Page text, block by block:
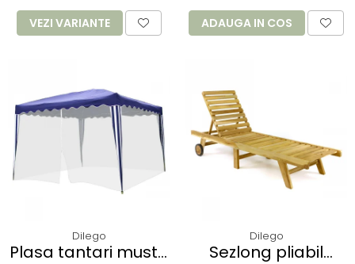
100 buc
VEZI VARIANTE ADAUGA IN COS
Dilego
Plasa tantari muste
Dilego
Sezlong pliabil